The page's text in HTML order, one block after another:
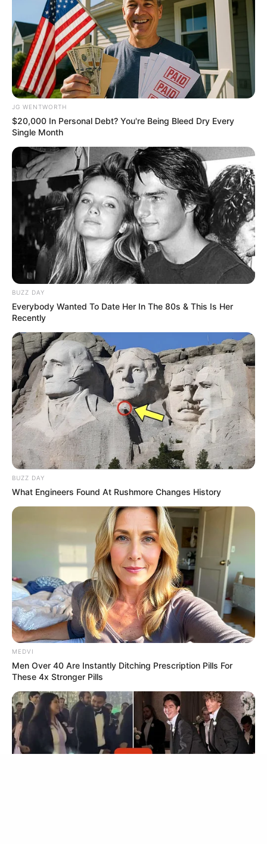
This Trick Will Give You An Erection At Any Age
MEDVI
If You Owe $20,000 Across 4 Credit Cards, Stop
JG WENTWORTH
Walgreens Hides This $1 Generic Viagra - Here's The
Aisle It's Really In.
FRIDAY PLANS
Erase Joint Agony In 7 Days With This Simple Trick!
It's Genius
FORGE BODY
เว็บไซต์นี้ใช้คุกกี้
เพื่อการนำเสนอเนื้อหาที่ดี รวมถึงการจัดการข้อมูลส่วนบุคคล เพื่อให้คุณได้รับ
ประสบการณ์ที่ดีบนบริการของเว็บไซต์เรา หากคุณใช้บริการเว็บไซต์นี้ต่อไปโดย
ไม่มีการปรับตั้งค่าใดๆนั้น แสดงว่าคุณยอมรับนโยบายคุกกี้และนโยบายส่วน
บุคคลของเรา
ยอมรับ เรียนรู้เพิ่มเติม
JG WENTWORTH
$20,000 In Personal Debt? You're Being Bleed Dry Every
Single Month
BUZZ DAY
Everybody Wanted To Date Her In The 80s & This Is Her
Recently
BUZZ DAY
What Engineers Found At Rushmore Changes History
MEDVI
Men Over 40 Are Instantly Ditching Prescription Pills For
These 4x Stronger Pills